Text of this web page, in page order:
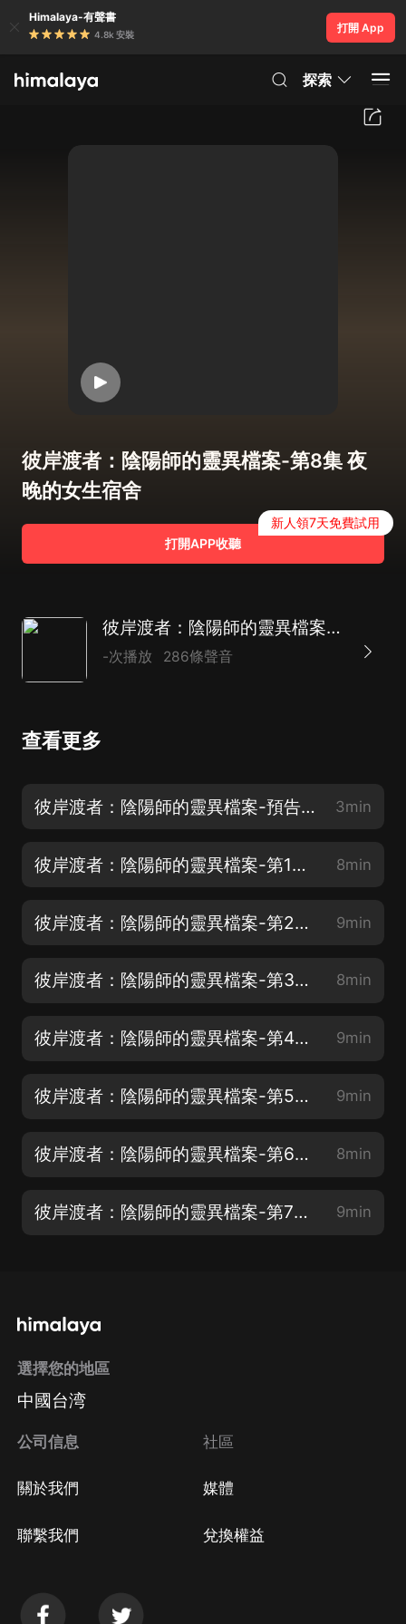
Himalaya-有聲書
4.8k 安裝
打開 App
探索
彼岸渡者：陰陽師的靈異檔案-第8集 夜
晚的女生宿舍
打開APP收聽
新人領7天免費試用
彼岸渡者：陰陽師的靈異檔案|失蹤之謎|懸疑探案
-次播放 286條聲音
查看更多
彼岸渡者：陰陽師的靈異檔案-預告片（每天淩晨0點更新） 3min
彼岸渡者：陰陽師的靈異檔案-第1集 你已經死了 8min
彼岸渡者：陰陽師的靈異檔案-第2集 張老頭 9min
彼岸渡者：陰陽師的靈異檔案-第3集 鬼壓床 8min
彼岸渡者：陰陽師的靈異檔案-第4集 陳念被冤 9min
彼岸渡者：陰陽師的靈異檔案-第5集 夜進女生宿舍 9min
彼岸渡者：陰陽師的靈異檔案-第6集 江嶽淩 8min
彼岸渡者：陰陽師的靈異檔案-第7集 賀珩見鬼 9min
選擇您的地區
中國台湾
公司信息
關於我們
聯繫我們
社區
媒體
兌換權益